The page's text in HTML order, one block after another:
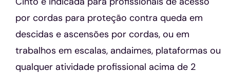
por cordas para proteção contra queda em
descidas e ascensões por cordas, ou em
trabalhos em escalas, andaimes, plataformas ou
qualquer atividade profissional acima de 2